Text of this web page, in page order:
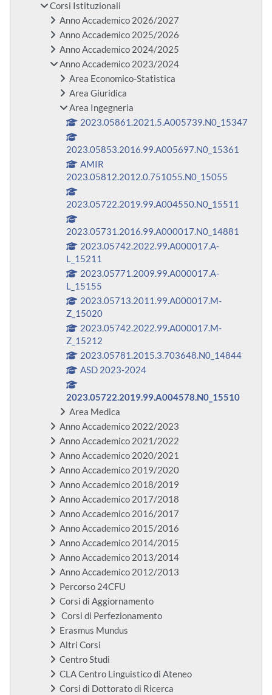
Corsi Istituzionali
Anno Accademico 2026/2027
Anno Accademico 2025/2026
Anno Accademico 2024/2025
Anno Accademico 2023/2024
Area Economico-Statistica
Area Giuridica
Area Ingegneria
2023.05861.2021.5.A005739.N0_15347
2023.05853.2016.99.A005697.N0_15361
AMIR
2023.05812.2012.0.751055.N0_15055
2023.05722.2019.99.A004550.N0_15511
2023.05731.2016.99.A000017.N0_14881
2023.05742.2022.99.A000017.A-
L_15211
2023.05771.2009.99.A000017.A-
L_15155
2023.05713.2011.99.A000017.M-
Z_15020
2023.05742.2022.99.A000017.M-
Z_15212
2023.05781.2015.3.703648.N0_14844
ASD 2023-2024
2023.05722.2019.99.A004578.N0_15510
Area Medica
Anno Accademico 2022/2023
Anno Accademico 2021/2022
Anno Accademico 2020/2021
Anno Accademico 2019/2020
Anno Accademico 2018/2019
Anno Accademico 2017/2018
Anno Accademico 2016/2017
Anno Accademico 2015/2016
Anno Accademico 2014/2015
Anno Accademico 2013/2014
Anno Accademico 2012/2013
Percorso 24CFU
Corsi di Aggiornamento
Corsi di Perfezionamento
Erasmus Mundus
Altri Corsi
Centro Studi
CLA Centro Linguistico di Ateneo
Corsi di Dottorato di Ricerca